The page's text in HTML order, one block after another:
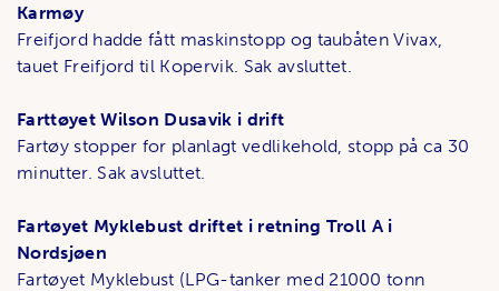
Karmøy
Freifjord hadde fått maskinstopp og taubåten Vivax,
tauet Freifjord til Kopervik. Sak avsluttet.
Farttøyet Wilson Dusavik i drift
Fartøy stopper for planlagt vedlikehold, stopp på ca 30
minutter. Sak avsluttet.
Fartøyet Myklebust driftet i retning Troll A i
Nordsjøen
Fartøyet Myklebust (LPG-tanker med 21000 tonn